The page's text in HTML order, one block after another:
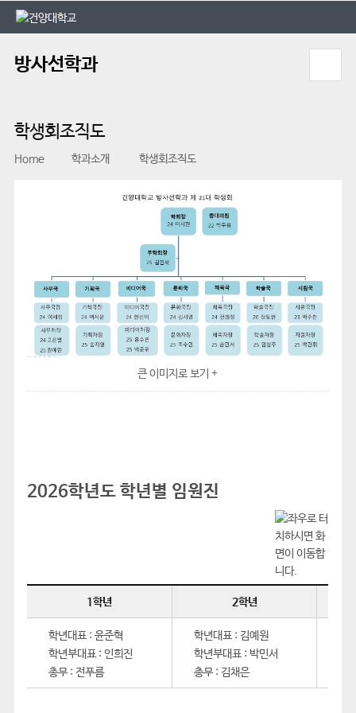
본문 바로가기
대메뉴 바로가기
방사선학과
학생회조직도
Home 학과소개 학생회조직도
큰 이미지로 보기 +
2026학년도 학년별 임원진
1학년 2학년
학년대표 : 윤준혁
학년부대표 : 인희진
총무 : 전푸름
학년대표 : 김예원
학년부대표 : 박민서
총무 : 김채은